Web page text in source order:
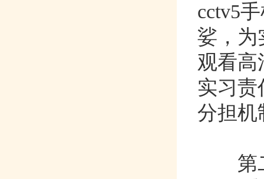
cctv5
娑
观看高
实习责
分担机制
第